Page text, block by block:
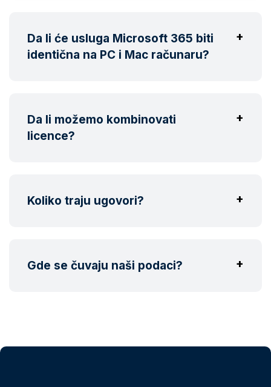
Da li će usluga Microsoft 365 biti
identična na PC i Mac računaru?
Da li možemo kombinovati
licence?
Koliko traju ugovori?
Gde se čuvaju naši podaci?